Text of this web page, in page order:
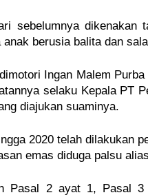
sebelumnya dikenakan
berusia balita dan
Ingan Malem
selaku Kepala PT
diajukan suaminya.
2020 telah dilakukan
emas diduga palsu
Pasal 2 ayat 1, Pasal